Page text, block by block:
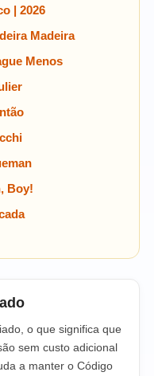
| 2026
Madeira
Menos
Boy!
o que significa que
sem custo adicional
a manter o Código